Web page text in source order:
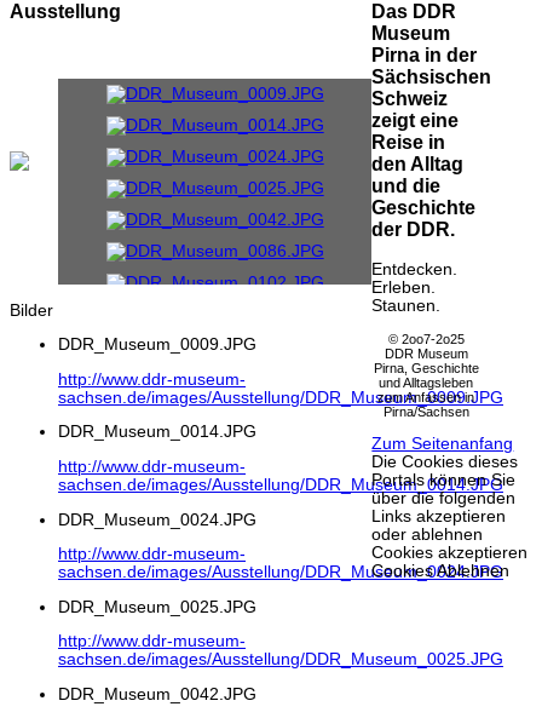
Ausstellung
Bilder
DDR_Museum_0009.JPG
http://www.ddr-museum-
sachsen.de/images/Ausstellung/DDR_Museum_0009.JPG
DDR_Museum_0014.JPG
http://www.ddr-museum-
sachsen.de/images/Ausstellung/DDR_Museum_0014.JPG
DDR_Museum_0024.JPG
http://www.ddr-museum-
sachsen.de/images/Ausstellung/DDR_Museum_0024.JPG
DDR_Museum_0025.JPG
http://www.ddr-museum-
sachsen.de/images/Ausstellung/DDR_Museum_0025.JPG
DDR_Museum_0042.JPG
Das DDR
Museum
Pirna in der
Sächsischen
Schweiz
zeigt eine
Reise in
den Alltag
und die
Geschichte
der DDR.
Entdecken.
Erleben.
Staunen.
© 2oo7-2o25
DDR Museum
Pirna, Geschichte
und Alltagsleben
zum Anfassen in
Pirna/Sachsen
Zum Seitenanfang
Die Cookies dieses
Portals können Sie
über die folgenden
Links akzeptieren
oder ablehnen
Cookies akzeptieren
Cookies Ablehnen